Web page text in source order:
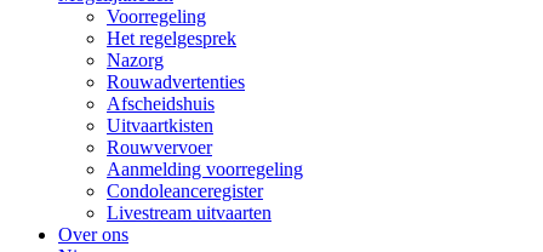
Voorregeling
Het regelgesprek
Nazorg
Rouwadvertenties
Afscheidshuis
Uitvaartkisten
Rouwvervoer
Aanmelding voorregeling
Condoleanceregister
Livestream uitvaarten
Over ons